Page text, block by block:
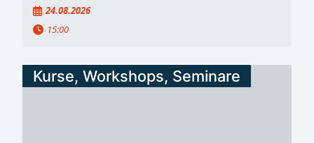
24.08.2026
15:00
Kurse, Workshops, Seminare